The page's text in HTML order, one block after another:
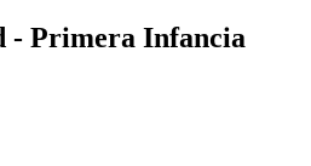
- Primera Infancia